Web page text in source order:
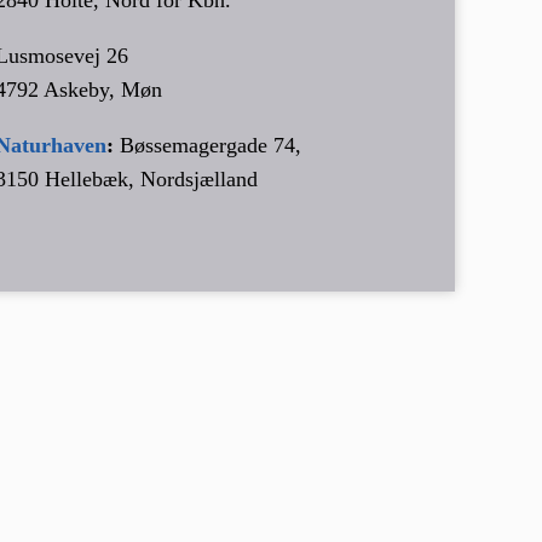
26
Askeby, Møn
: Bøssemagergade 74,
Hellebæk, Nordsjælland